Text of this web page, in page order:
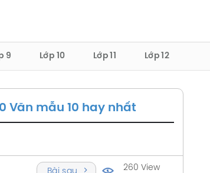
9 Lớp 10 Lớp 11 Lớp 12
Văn mẫu 10 hay nhất
260 View